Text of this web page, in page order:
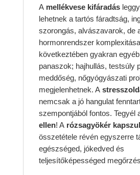
Amellékvese kifáradás
lehetnek a tartós fáradtság,
szorongás, alvászavarok, de
hormonrendszer komplexitása
következtében gyakran
panaszok; hajhullás, testsúly
meddőség, nőgyógyászati
megjelenhetnek. A
nemcsak a jó hangulat
szempontjából fontos. Tegyél
ellen! A rózsagyökér
összetétele révén egyszerre
egészséged, jókedved és
teljesítőképességed